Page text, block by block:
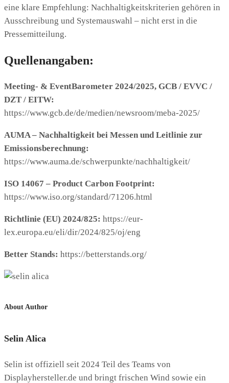
eine klare Empfehlung: Nachhaltigkeitskriterien gehören in
Ausschreibung und Systemauswahl – nicht erst in die
Pressemitteilung.
Quellenangaben:
Meeting- & EventBarometer 2024/2025, GCB / EVVC /
DZT / EITW:
https://www.gcb.de/de/medien/newsroom/meba-2025/
AUMA – Nachhaltigkeit bei Messen und Leitlinie zur
Emissionsberechnung:
https://www.auma.de/schwerpunkte/nachhaltigkeit/
ISO 14067 – Product Carbon Footprint:
https://www.iso.org/standard/71206.html
Richtlinie (EU) 2024/825: https://eur-
lex.europa.eu/eli/dir/2024/825/oj/eng
Better Stands: https://betterstands.org/
About Author
Selin Alica
Selin ist offiziell seit 2024 Teil des Teams von
Displayhersteller.de und bringt frischen Wind sowie ein